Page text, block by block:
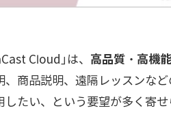
Cloud」は、 高品質・高機
商品説明、遠隔レッスンな
たい、という要望が多く寄せ